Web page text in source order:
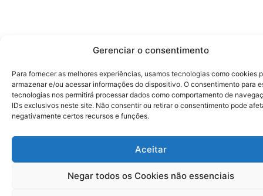
Gerenciar o consentimento
Para fornecer as melhores experiências, usamos tecnologias como cookies
armazenar e/ou acessar informações do dispositivo. O consentimento para
tecnologias nos permitirá processar dados como comportamento de
IDs exclusivos neste site. Não consentir ou retirar o consentimento pode
negativamente certos recursos e funções.
Aceitar
Negar todos os Cookies não essenciais